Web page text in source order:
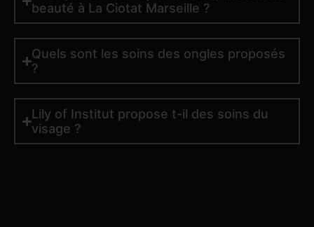
beauté à La Ciotat Marseille ?
Quels sont les soins des ongles proposés
?
Lily of Institut propose t-il des soins du
visage ?